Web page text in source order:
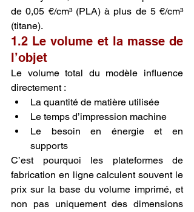
de 0,05 €/cm³ (PLA) à plus de 5 €/cm³
(titane).
1.2 Le volume et la masse de
l’objet
Le volume total du modèle influence
directement :
La quantité de matière utilisée
Le temps d’impression machine
Le besoin en énergie et en
supports
C’est pourquoi les plateformes de
fabrication en ligne calculent souvent le
prix sur la base du volume imprimé, et
non pas uniquement des dimensions